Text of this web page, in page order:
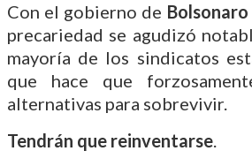
Con el gobierno de Bolsonaro
precariedad se agudizó
mayoría de los sindicatos
que hace que
alternativas para sobrevivir.
Tendrán que reinventarse.